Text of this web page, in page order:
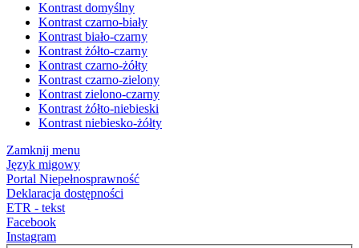
Kontrast domyślny
Kontrast czarno-biały
Kontrast biało-czarny
Kontrast żółto-czarny
Kontrast czarno-żółty
Kontrast czarno-zielony
Kontrast zielono-czarny
Kontrast żółto-niebieski
Kontrast niebiesko-żółty
Zamknij menu
Język migowy
Portal Niepełnosprawność
Deklaracja dostępności
ETR - tekst
Facebook
Instagram